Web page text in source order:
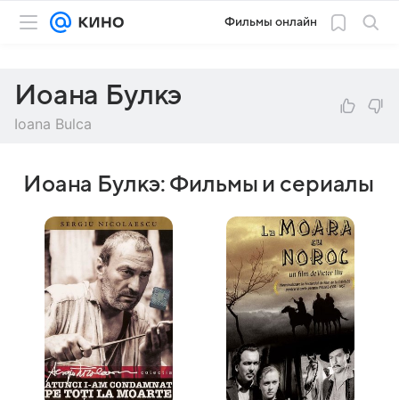
Фильмы онлайн
Иоана Булкэ
Ioana Bulca
Иоана Булкэ: Фильмы и сериалы